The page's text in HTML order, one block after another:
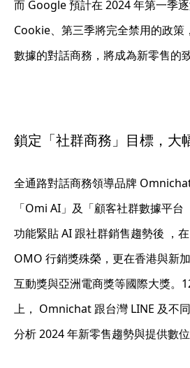
而 Google 預計在 2024 年第一季
Cookie、第三季將完全禁用的政策
數據的對話商務，將成為新零售的
鎖定「社群商務」目標，大
全通路對話商務領導品牌
「Omi AI」及「顧客社群數據平台
功能緊貼 AI 跟社群銷售趨勢後 ，
OMO 行銷獎殊榮，更在香港與新
互動獎與亞洲電商獎等國際大獎。
上， Omnichat 跟台灣 LINE 及不
分析 2024 年新零售趨勢與提供數位